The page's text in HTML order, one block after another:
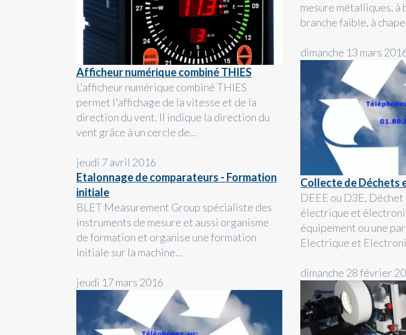
Afficheur numérique combiné THIES
L'afficheur numérique combiné THIES
permet l'affichage de la vitesse et de la
direction du vent. Il indique la direction du
vent grâce à un cercle de...
jeudi 7 avril 2016
Etalonnage de comparateurs - Formation
initiale
BLET Measurement Group spécialiste des
instruments de mesure et aussi organisme
de formation et organise une formation
initiale sur la machine...
jeudi 17 mars 2016
mesure métalliques, à
branche faible, à
dimanche 13 mars
Collecte de Déchets
DEEE ou D3E,
électrique et
équipement ou une
Electrique et
dimanche 28 février